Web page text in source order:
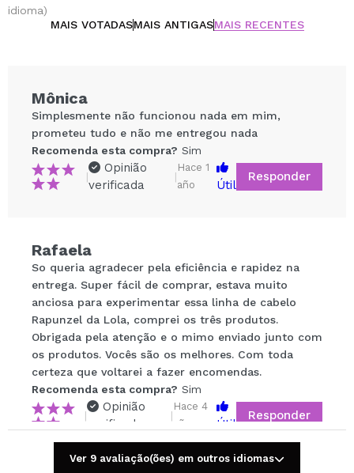
idioma)
MAIS VOTADASMAIS ANTIGASMAIS RECENTES
Compartilhar um vídeo ou uma foto
Seu vídeo pode ser o primeiro. Imagine isso...
Recomenda esta compra? Sim
5/5
ENVIAR
Mônica
Simplesmente não funcionou nada em mim,
prometeu tudo e não me entregou nada
Recomenda esta compra? Sim
|
Opinião
verificada
|
Hace 1
año
Útil
Responder
Rafaela
So queria agradecer pela eficiência e rapidez na
entrega. Super fácil de comprar, estava muito
anciosa para experimentar essa linha de cabelo
Rapunzel da Lola, comprei os três produtos.
Obrigada pela atenção e o mimo enviado junto com
os produtos. Vocês são os melhores. Com toda
certeza que voltarei a fazer encomendas.
Recomenda esta compra? Sim
|
Opinião
verificada
|
Hace 4
años
Útil
Responder
Ver 9 avaliação(ões) em outros idiomas